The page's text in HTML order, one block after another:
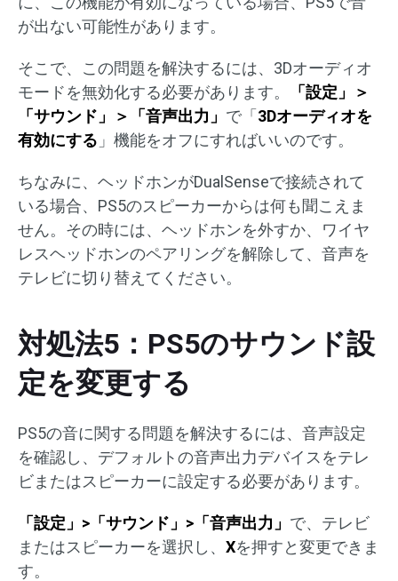
が出ない可能性があります。
そこで、この問題を解決するには、3Dオーディオ
モードを無効化する必要があります。
「設定」＞
「サウンド」＞「音声出力」 で「 3Dオーディオを
有効にする 」機能をオフにすればいいのです。
ちなみに、ヘッドホンがDualSenseで接続されて
いる場合、PS5のスピーカーからは何も聞こえま
せん。その時には、ヘッドホンを外すか、ワイヤ
レスヘッドホンのペアリングを解除して、音声を
テレビに切り替えてください。
対処法5：PS5のサウンド設
定を変更する
PS5の音に関する問題を解決するには、音声設定
を確認し、デフォルトの音声出力デバイスをテレ
ビまたはスピーカーに設定する必要があります。
「設定」>「サウンド」>「音声出力」 で、テレビ
またはスピーカーを選択し、 Xを押すと変更できま
す。